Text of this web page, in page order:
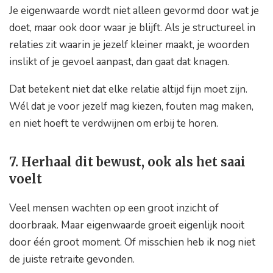
Je eigenwaarde wordt niet alleen gevormd door wat je
doet, maar ook door waar je blijft. Als je structureel in
relaties zit waarin je jezelf kleiner maakt, je woorden
inslikt of je gevoel aanpast, dan gaat dat knagen.
Dat betekent niet dat elke relatie altijd fijn moet zijn.
Wél dat je voor jezelf mag kiezen, fouten mag maken,
en niet hoeft te verdwijnen om erbij te horen.
7. Herhaal dit bewust, ook als het saai
voelt
Veel mensen wachten op een groot inzicht of
doorbraak. Maar eigenwaarde groeit eigenlijk nooit
door één groot moment. Of misschien heb ik nog niet
de juiste retraite gevonden.